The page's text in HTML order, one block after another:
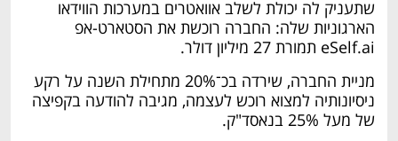
הארגוניות שלה: החברה רוכשת את הסטארט-אפ
eSelf.ai תמורת 27 מיליון דולר.
מניית החברה, שירדה בכ־20% מתחילת השנה על רקע
של מעל 25% בנאסד"ק.